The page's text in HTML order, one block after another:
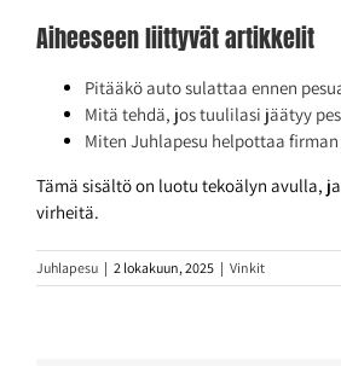
Aiheeseen liittyvät artikkelit
Pitääkö auto sulattaa ennen
Mitä tehdä, jos tuulilasi jäätyy
Miten Juhlapesu helpottaa
Tämä sisältö on luotu tekoälyn avulla,
virheitä.
Juhlapesu | 2 lokakuun, 2025 | Vinkit